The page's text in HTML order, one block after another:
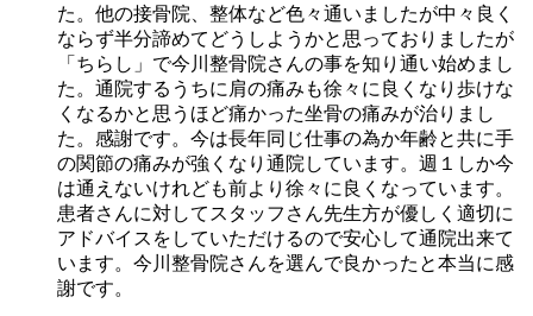
た。他の接骨院、整体など色々通いましたが中々良く
ならず半分諦めてどうしようかと思っておりましたが
「ちらし」で今川整骨院さんの事を知り通い始めまし
た。通院するうちに肩の痛みも徐々に良くなり歩けな
くなるかと思うほど痛かった坐骨の痛みが治りまし
た。感謝です。今は長年同じ仕事の為か年齢と共に手
の関節の痛みが強くなり通院しています。週１しか今
は通えないけれども前より徐々に良くなっています。
患者さんに対してスタッフさん先生方が優しく適切に
アドバイスをしていただけるので安心して通院出来て
います。今川整骨院さんを選んで良かったと本当に感
謝です。